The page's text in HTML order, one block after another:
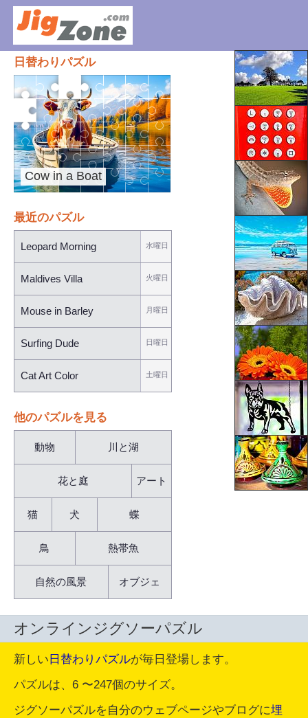
日替わりパズル
Cow in a Boat
最近のパズル
水曜日
Leopard Morning
火曜日
Maldives Villa
月曜日
Mouse in Barley
日曜日
Surfing Dude
土曜日
Cat Art Color
他のパズルを見る
動物 川と湖
花と庭 アート
猫 犬 蝶
鳥 熱帯魚
自然の風景 オブジェ
オンラインジグソーパズル
新しい 日替わりパズルが毎日登場します。
パズルは、6 〜247個のサイズ。
ジグソーパズルを自分のウェブページやブログに埋